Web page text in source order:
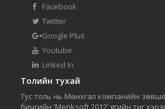
Facebook
Twitter
Google Plus
Youtube
Linked In
Толийн тухай
Тус толь нь Мөнхгал компанийн
бичгийн 'Menksoft 2012' үсгийн тиг